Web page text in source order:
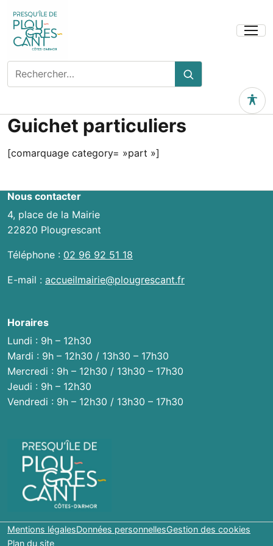
Ouvrir
Rechercher
sur
site
Rechercher
Outils
Guichet particuliers
[comarquage category= »part »]
Nous contacter
4, place de la Mairie
22820 Plougrescant
Téléphone : 02 96 92 51 18
E-mail : accueilmairie@plougrescant.fr
Horaires
Lundi : 9h – 12h30
Mardi : 9h – 12h30 / 13h30 – 17h30
Mercredi : 9h – 12h30 / 13h30 – 17h30
Jeudi : 9h – 12h30
Vendredi : 9h – 12h30 / 13h30 – 17h30
Mentions légalesDonnées personnellesGestion des cookies
Plan du site